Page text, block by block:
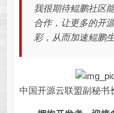
我很期待鲲鹏社区
合作，让更多的开
彩，从而加速鲲鹏
中国开源云联盟副秘书